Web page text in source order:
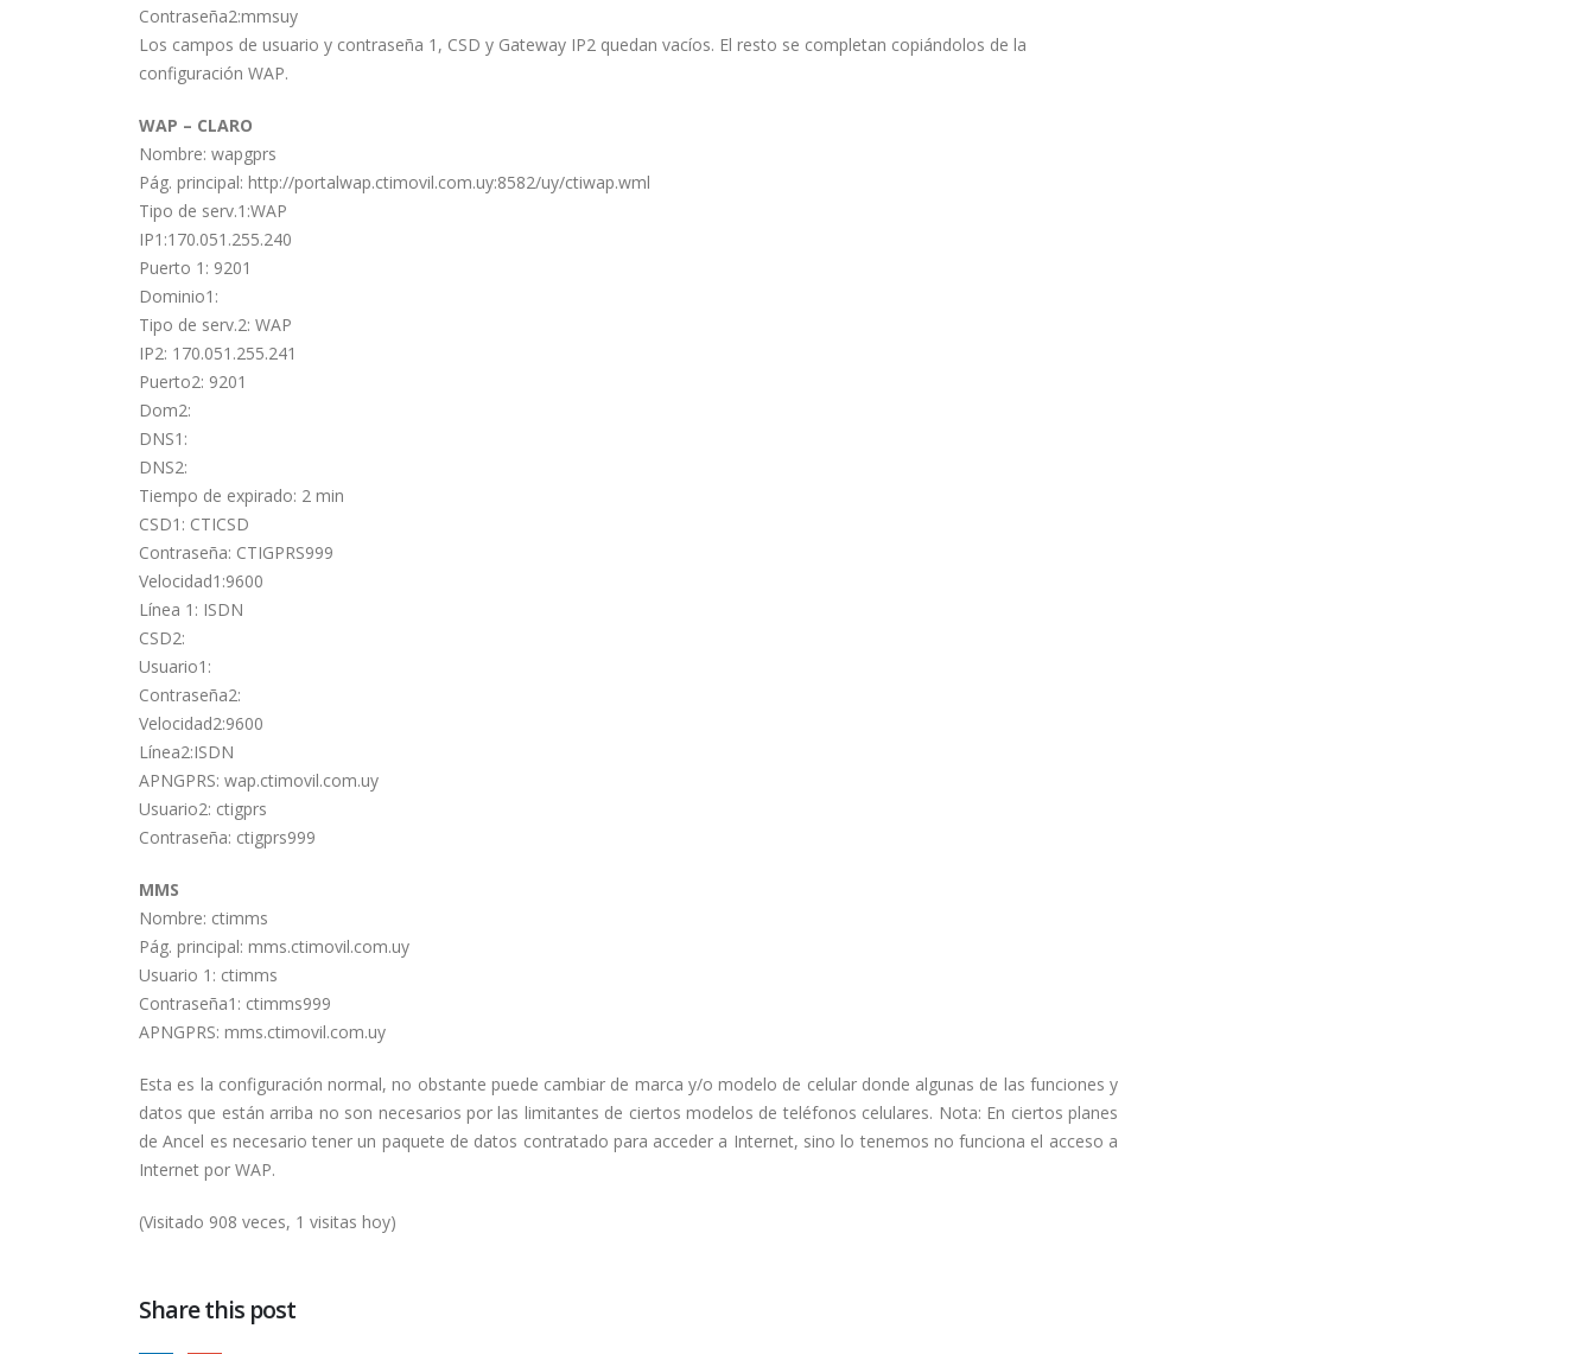
Contraseña2:mmsuy
Los campos de usuario y contraseña 1, CSD y Gateway IP2 quedan vacíos. El resto se completan copiándolos de la
configuración WAP.
WAP – CLARO
Nombre: wapgprs
Pág. principal: http://portalwap.ctimovil.com.uy:8582/uy/ctiwap.wml
Tipo de serv.1:WAP
IP1:170.051.255.240
Puerto 1: 9201
Dominio1:
Tipo de serv.2: WAP
IP2: 170.051.255.241
Puerto2: 9201
Dom2:
DNS1:
DNS2:
Tiempo de expirado: 2 min
CSD1: CTICSD
Contraseña: CTIGPRS999
Velocidad1:9600
Línea 1: ISDN
CSD2:
Usuario1:
Contraseña2:
Velocidad2:9600
Línea2:ISDN
APNGPRS: wap.ctimovil.com.uy
Usuario2: ctigprs
Contraseña: ctigprs999
MMS
Nombre: ctimms
Pág. principal: mms.ctimovil.com.uy
Usuario 1: ctimms
Contraseña1: ctimms999
APNGPRS: mms.ctimovil.com.uy
Esta es la configuración normal, no obstante puede cambiar de marca y/o modelo de celular donde algunas de las funciones y
datos que están arriba no son necesarios por las limitantes de ciertos modelos de teléfonos celulares. Nota: En ciertos planes
de Ancel es necesario tener un paquete de datos contratado para acceder a Internet, sino lo tenemos no funciona el acceso a
Internet por WAP.
(Visitado 908 veces, 1 visitas hoy)
Share this post